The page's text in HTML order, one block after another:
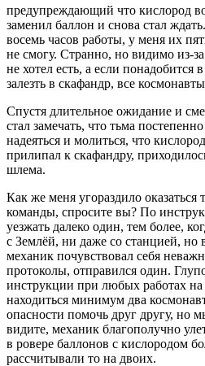
предупреждающий что кислород
заменил баллон и снова стал
восемь часов работы, у меня их
не смогу. Странно, но видимо из-
не хотел есть, а если понадобится
залезть в скафандр, все
Спустя длительное ожидание и
стал замечать, что тьма
надеяться и молиться, что
прилипал к скафандру,
шлема.
Как же меня угораздило оказаться
команды, спросите вы? По
уезжать далеко один, тем более,
с Землёй, ни даже со станцией, но
механик почувствовал себя
протоколы, отправился один.
инструкции при любых работах
находиться минимум два
опасности помочь друг другу, но
видите, механик благополучно
в ровере баллонов с кислородом
рассчитывали то на двоих.